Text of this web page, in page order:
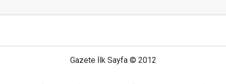
Gazete İlk Sayfa © 2012